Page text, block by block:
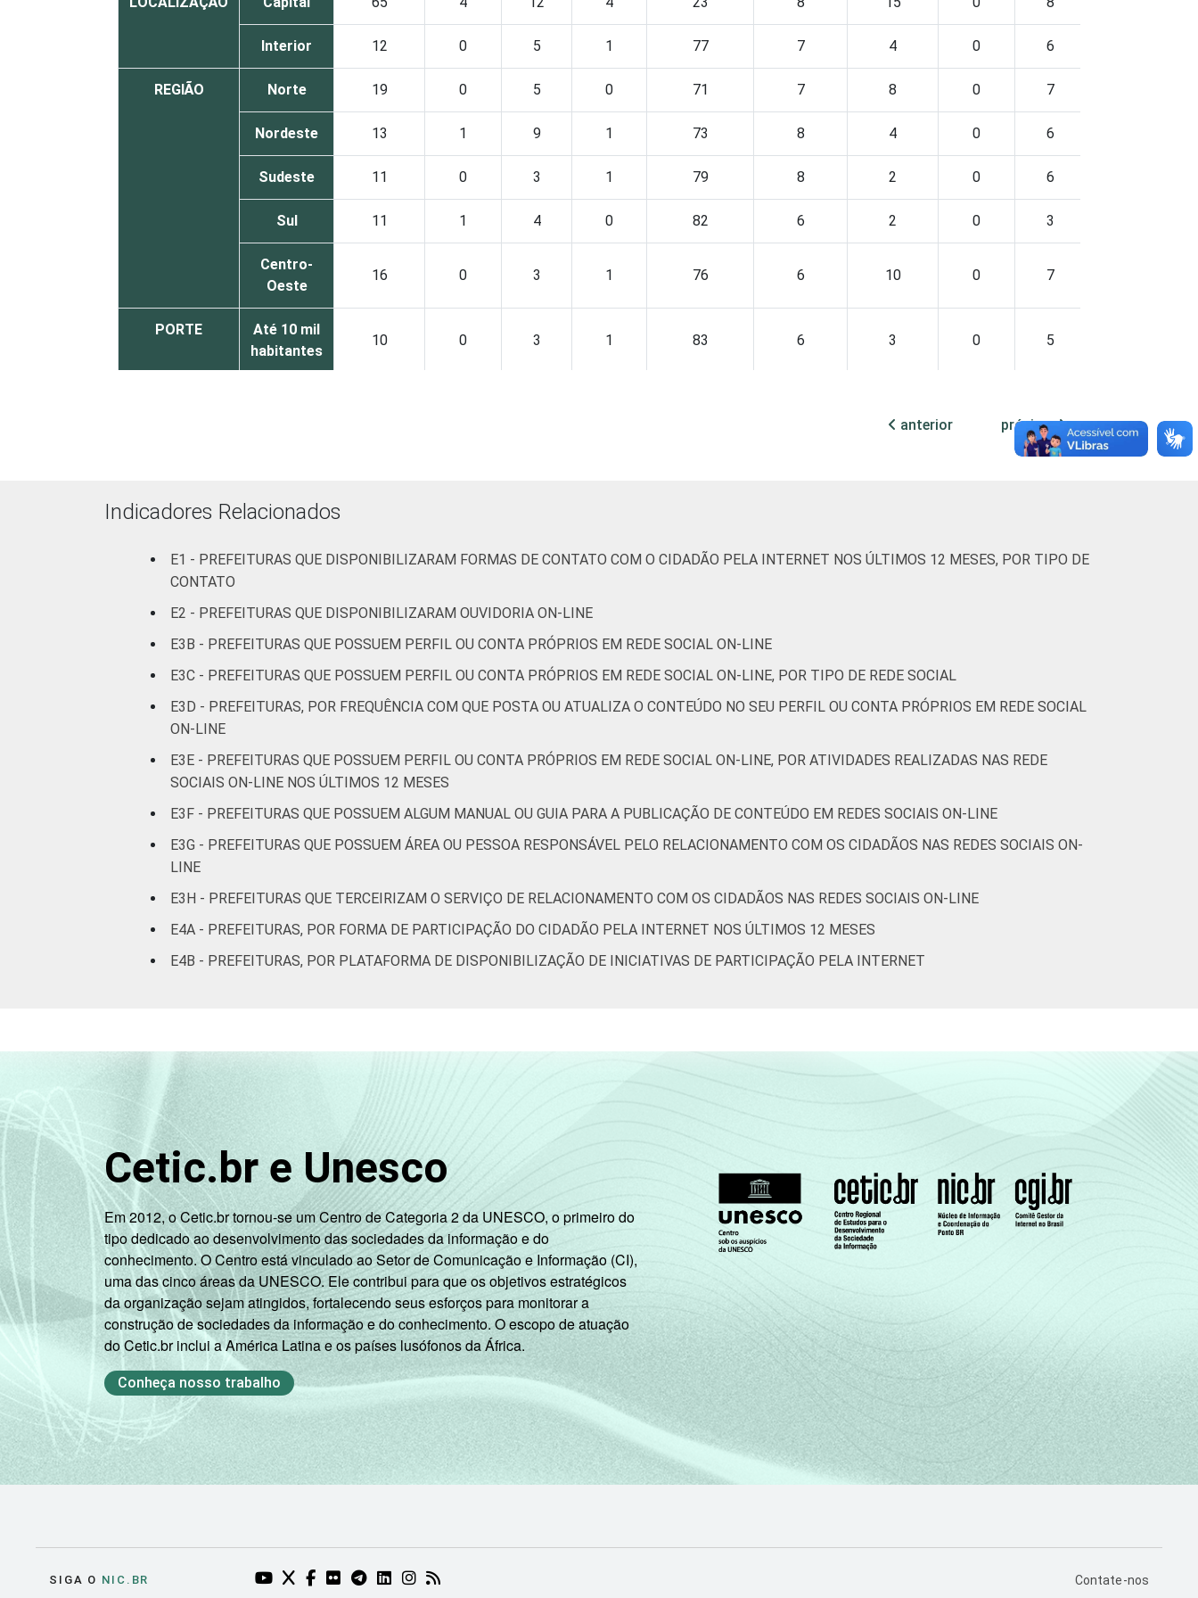
Interior 12 0 5 1 77 7 4 0 6
REGIÃO Norte 19 0 5 0 71 7 8 0 7
Nordeste 13 1 9 1 73 8 4 0 6
Sudeste 11 0 3 1 79 8 2 0 6
Sul 11 1 4 0 82 6 2 0 3
Centro-
Oeste
16 0 3 1 76 6 10 0 7
PORTE
Até 10 mil
habitantes
10 0 3 1 83 6 3 0 5
5 6 1
Mais de
100 mil
mil
500 mil
habitantes
63 3 20 3 25
Fonte: CGI.br/NIC.br, Centro Regional de Estudos para o Desenvolvimento da Sociedade da Informação (Cetic.br), Pesquisa sobre o uso das
anterior próxima
Indicadores Relacionados
E1 - PREFEITURAS QUE DISPONIBILIZARAM FORMAS DE CONTATO COM O CIDADÃO PELA INTERNET NOS ÚLTIMOS 12 MESES, POR TIPO DE
CONTATO
E2 - PREFEITURAS QUE DISPONIBILIZARAM OUVIDORIA ON-LINE
E3B - PREFEITURAS QUE POSSUEM PERFIL OU CONTA PRÓPRIOS EM REDE SOCIAL ON-LINE
E3C - PREFEITURAS QUE POSSUEM PERFIL OU CONTA PRÓPRIOS EM REDE SOCIAL ON-LINE, POR TIPO DE REDE SOCIAL
E3D - PREFEITURAS, POR FREQUÊNCIA COM QUE POSTA OU ATUALIZA O CONTEÚDO NO SEU PERFIL OU CONTA PRÓPRIOS EM REDE SOCIAL
ON-LINE
E3E - PREFEITURAS QUE POSSUEM PERFIL OU CONTA PRÓPRIOS EM REDE SOCIAL ON-LINE, POR ATIVIDADES REALIZADAS NAS REDE
SOCIAIS ON-LINE NOS ÚLTIMOS 12 MESES
E3F - PREFEITURAS QUE POSSUEM ALGUM MANUAL OU GUIA PARA A PUBLICAÇÃO DE CONTEÚDO EM REDES SOCIAIS ON-LINE
E3G - PREFEITURAS QUE POSSUEM ÁREA OU PESSOA RESPONSÁVEL PELO RELACIONAMENTO COM OS CIDADÃOS NAS REDES SOCIAIS ON-
LINE
E3H - PREFEITURAS QUE TERCEIRIZAM O SERVIÇO DE RELACIONAMENTO COM OS CIDADÃOS NAS REDES SOCIAIS ON-LINE
E4A - PREFEITURAS, POR FORMA DE PARTICIPAÇÃO DO CIDADÃO PELA INTERNET NOS ÚLTIMOS 12 MESES
E4B - PREFEITURAS, POR PLATAFORMA DE DISPONIBILIZAÇÃO DE INICIATIVAS DE PARTICIPAÇÃO PELA INTERNET
Cetic.br e Unesco
Em 2012, o Cetic.br tornou-se um Centro de Categoria 2 da UNESCO, o primeiro do
tipo dedicado ao desenvolvimento das sociedades da informação e do
conhecimento. O Centro está vinculado ao Setor de Comunicação e Informação (CI),
uma das cinco áreas da UNESCO. Ele contribui para que os objetivos estratégicos
da organização sejam atingidos, fortalecendo seus esforços para monitorar a
construção de sociedades da informação e do conhecimento. O escopo de atuação
do Cetic.br inclui a América Latina e os países lusófonos da África.
Conheça nosso trabalho
SIGA O NIC.BR YOUTUBE DO NIC.BR (ABRE EM NOVA ABA)
TWITTER DO NIC.BR (ABRE EM NOVA ABA)
FACEBOOK DO NIC.BR (ABRE EM NOVA ABA)
FLICKR DO NIC.BR (ABRE EM NOVA ABA)
TELEGRAM DO NIC.BR (ABRE EM NOVA ABA)
LINKEDIN DO NIC.BR (ABRE EM NOVA ABA)
INSTAGRAM DO NIC.BR (ABRE EM NOVA ABA)
RSS DO NIC.BR (ABRE EM NOVA ABA) PÁGINA DE
Contate-nos